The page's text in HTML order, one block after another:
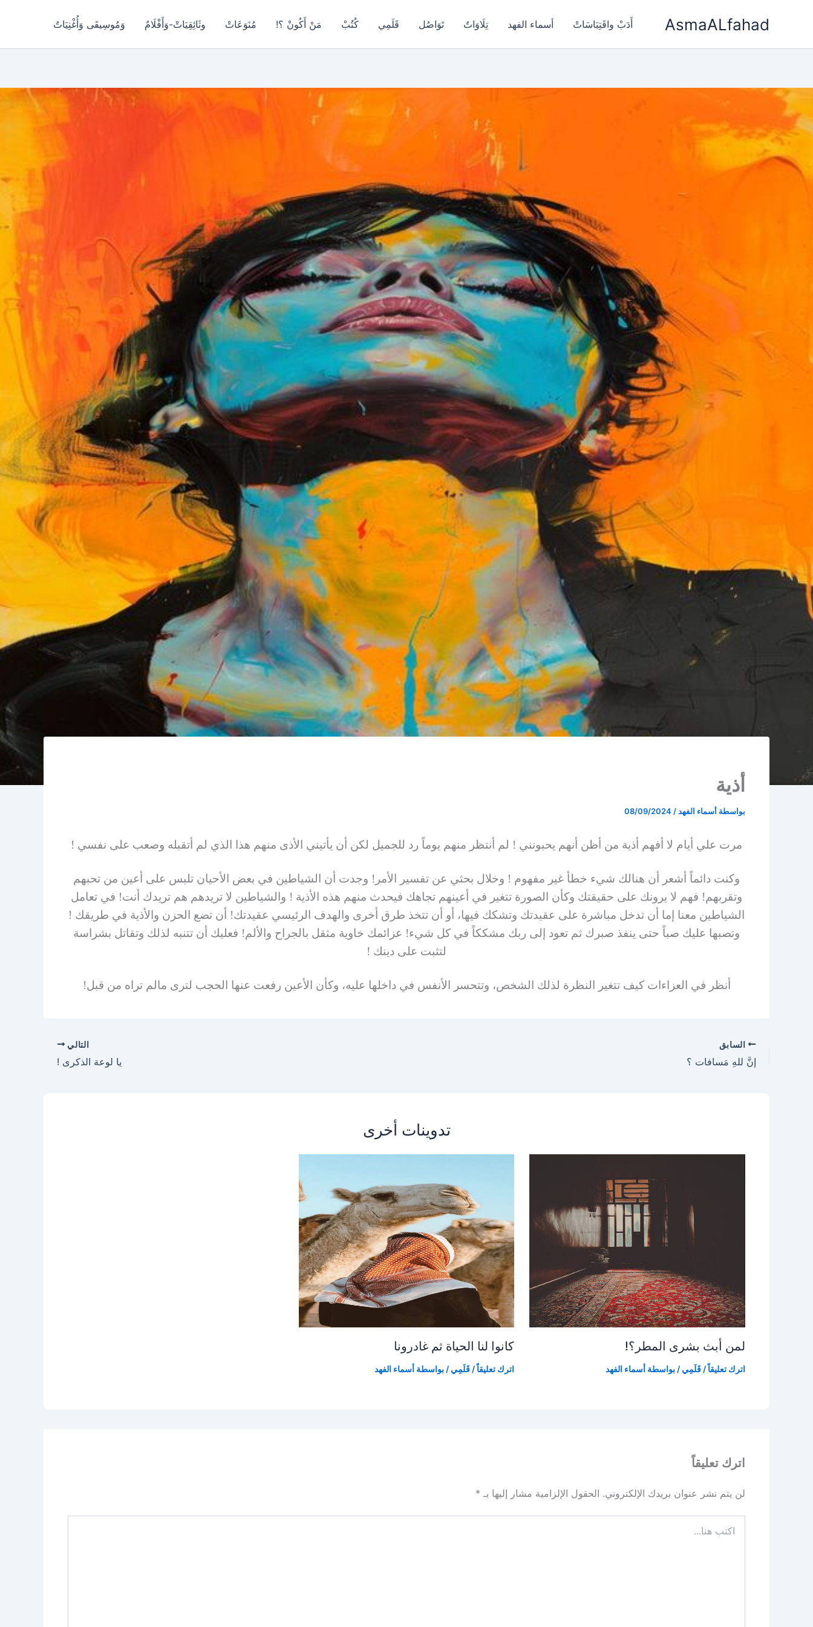
AsmaALfahad أَدَبْ واقَتِبَاسَاتْ أسماء الفهد تِلَاوَاتٌ تَوَاصُل قَلَمِي كُتُبْ مَنْ أَكُونْ ؟! مُنَوَعَاتْ وثَائِقِيَاتْ-وَأَفْلَامٌ وَمُوسِيقَى وَأُغْنِيَاتٌ
أذية
بواسطة أسماء الفهد/
08/09/2024
مرت علي أيام لا أفهم أذية من أظن أنهم يحبونني ! لم أنتظر منهم يوماً رد للجميل لكن أن يأتيني الأذى منهم هذا الذي لم أتقبله وصعب على نفسي !
وكنت دائماً أشعر أن هنالك شيء خطأ غير مفهوم ! وخلال بحثي عن تفسير الأمر! وجدت أن الشياطين في بعض الأحيان تلبس على أعين من تحبهم
وتقربهم! فهم لا يرونك على حقيقتك وكأن الصورة تتغير في أعينهم تجاهك فيحدث منهم هذه الأذية ! والشياطين لا تريدهم هم تريدك أنت! في تعامل
الشياطين معنا إما أن تدخل مباشرة على عقيدتك وتشكك فيها، أو أن تتخذ طرق أخرى والهدف الرئيسي عقيدتك! أن تضع الحزن والأذية في طريقك !
وتصبها عليك صباً حتى ينفذ صبرك ثم تعود إلى ربك مشككاً في كل شيء! عزائمك خاوية مثقل بالجراح والألم! فعليك أن تتنبه لذلك وتقاتل بشراسة
لتثبت على دينك !
أنظر في العزاءات كيف تتغير النظرة لذلك الشخص، وتتحسر الأنفس في داخلها عليه، وكأن الأعين رفعت عنها الحجب لترى مالم تراه من قبل!
السابق
إنَّ للهِ مَسافات ؟
التالي
يا لوعة الذكرى !
تدوينات أخرى
لمن أبث بشرى المطر؟!
اترك تعليقاً/ قَلَمِي / بواسطة أسماء الفهد
كانوا لنا الحياة ثم غادرونا
اترك تعليقاً/ قَلَمِي / بواسطة أسماء الفهد
اترك تعليقاً
لن يتم نشر عنوان بريدك الإلكتروني. الحقول الإلزامية مشار إليها بـ *
هنا...